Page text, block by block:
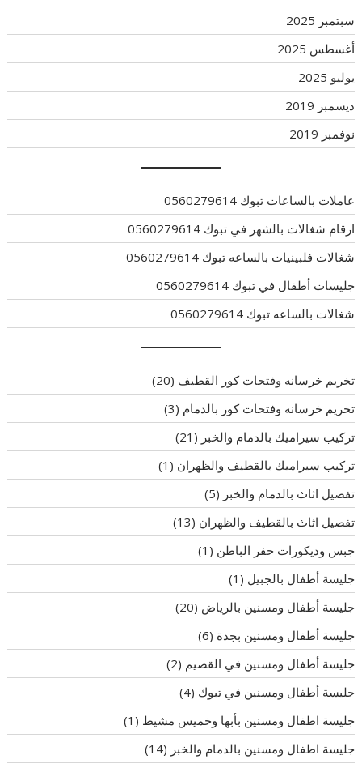
سبتمبر 2025
أغسطس 2025
يوليو 2025
ديسمبر 2019
نوفمبر 2019
عاملات بالساعات تبوك 0560279614
ارقام شغالات بالشهر في تبوك 0560279614
شغالات فلبينيات بالساعه تبوك 0560279614
جليسات أطفال في تبوك 0560279614
شغالات بالساعه تبوك 0560279614
تخريم خرسانه وفتحات كور القطيف (20)
تخريم خرسانه وفتحات كور بالدمام (3)
تركيب سيراميك بالدمام والخبر (21)
تركيب سيراميك بالقطيف والظهران (1)
تفصيل اثاث بالدمام والخبر (5)
تفصيل اثاث بالقطيف والظهران (13)
جبس وديكورات حفر الباطن (1)
جليسة أطفال بالجبيل (1)
جليسة أطفال ومسنين بالرياض (20)
جليسة أطفال ومسنين بجدة (6)
جليسة أطفال ومسنين في القصيم (2)
جليسة أطفال ومسنين في تبوك (4)
جليسة اطفال ومسنين بأبها وخميس مشيط (1)
جليسة اطفال ومسنين بالدمام والخبر (14)